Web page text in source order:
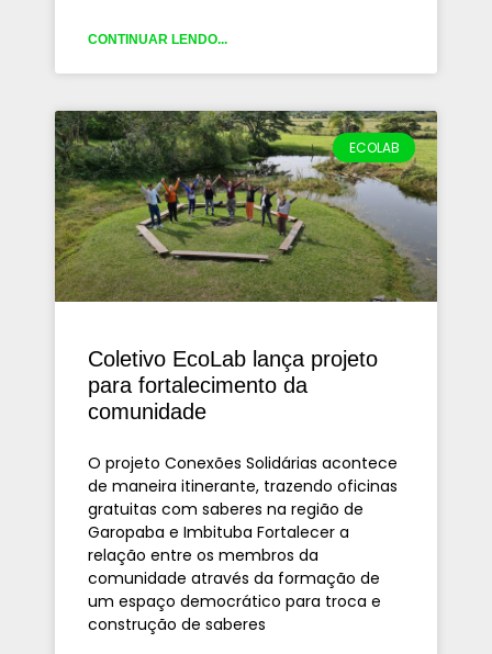
CONTINUAR LENDO...
ECOLAB
Coletivo EcoLab lança projeto
para fortalecimento da
comunidade
O projeto Conexões Solidárias acontece
de maneira itinerante, trazendo oficinas
gratuitas com saberes na região de
Garopaba e Imbituba Fortalecer a
relação entre os membros da
comunidade através da formação de
um espaço democrático para troca e
construção de saberes